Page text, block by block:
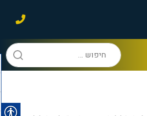
חיפוש: